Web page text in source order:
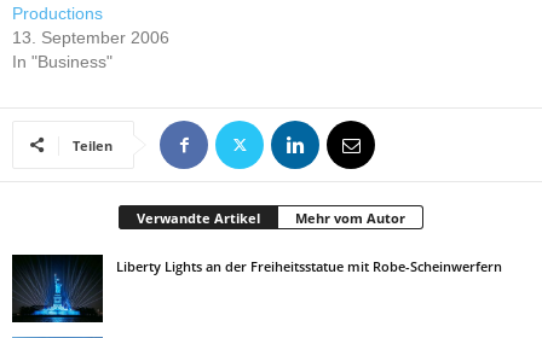
Productions
13. September 2006
In "Business"
Teilen
Verwandte Artikel Mehr vom Autor
Liberty Lights an der Freiheitsstatue mit Robe-Scheinwerfern